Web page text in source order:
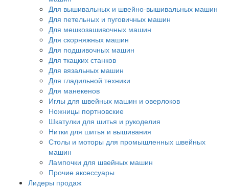
Для вышивальных и швейно-вышивальных машин
Для петельных и пуговичных машин
Для мешкозашивочных машин
Для скорняжных машин
Для подшивочных машин
Для ткацких станков
Для вязальных машин
Для гладильной техники
Для манекенов
Иглы для швейных машин и оверлоков
Ножницы портновские
Шкатулки для шитья и рукоделия
Нитки для шитья и вышивания
Столы и моторы для промышленных швейных
машин
Лампочки для швейных машин
Прочие аксессуары
Лидеры продаж